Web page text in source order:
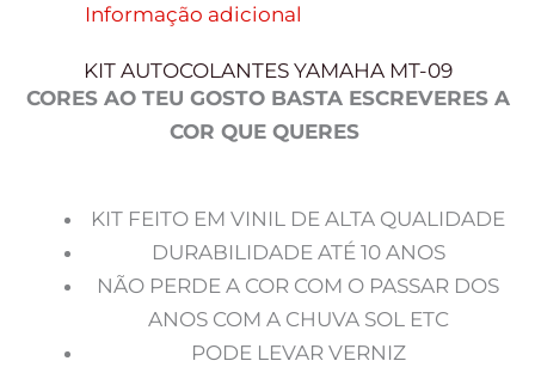
Informação adicional
KIT AUTOCOLANTES YAMAHA MT-09
CORES AO TEU GOSTO BASTA ESCREVERES A
COR QUE QUERES
KIT FEITO EM VINIL DE ALTA QUALIDADE
DURABILIDADE ATÉ 10 ANOS
NÃO PERDE A COR COM O PASSAR DOS
ANOS COM A CHUVA SOL ETC
PODE LEVAR VERNIZ